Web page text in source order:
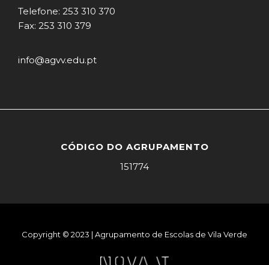
Telefone: 253 310 370
Fax: 253 310 379
info@agvv.edu.pt
CÓDIGO DO AGRUPAMENTO
151774
Copyright © 2023 | Agrupamento de Escolas de Vila Verde